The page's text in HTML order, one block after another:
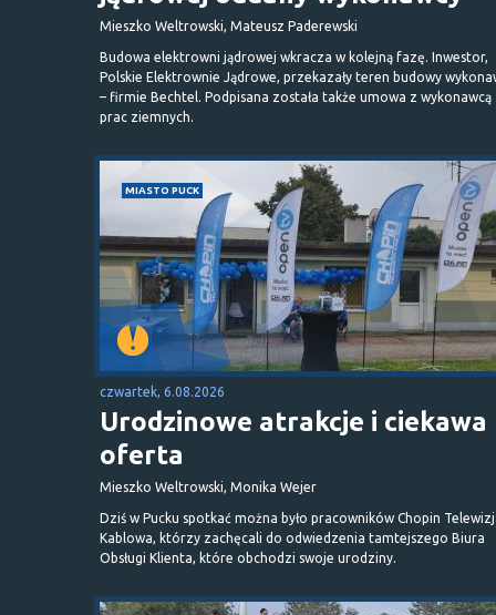
Mieszko Weltrowski, Mateusz Paderewski
Budowa elektrowni jądrowej wkracza w kolejną fazę. Inwestor,
Polskie Elektrownie Jądrowe, przekazały teren budowy
– firmie Bechtel. Podpisana została także umowa z wykonawcą
prac ziemnych.
MIASTO PUCK
czwartek, 6.08.2026
Urodzinowe atrakcje i ciekawa
oferta
Mieszko Weltrowski, Monika Wejer
Dziś w Pucku spotkać można było pracowników Chopin
Kablowa, którzy zachęcali do odwiedzenia tamtejszego Biura
Obsługi Klienta, które obchodzi swoje urodziny.